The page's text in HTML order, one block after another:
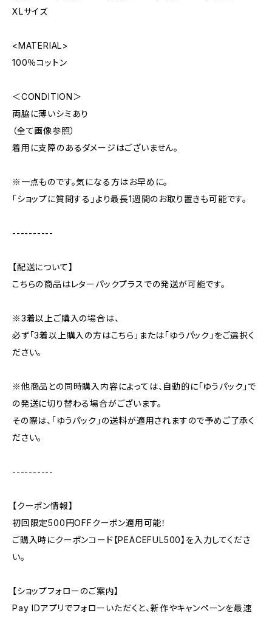
XLサイズ
<MATERIAL>
100％コットン
＜CONDITION＞
両脇に薄いシミあり
（全て画像参照）
着用に支障のあるダメージはございません。
※一点ものです。気になる方はお早めに。
「ショップに質問する」より最長1週間のお取り置きも可能です。
----------
【配送について】
こちらの商品はレターパックプラスでの発送が可能です。
※3着以上ご購入の場合は、
必ず「3着以上購入の方はこちら」または「ゆうパック」をご選択く
ださい。
※他商品との同時購入内容によっては、自動的に「ゆうパック」で
の発送に切り替わる場合がございます。
その際は、「ゆうパック」の送料が適用されますので予めご了承く
ださい。
----------
【クーポン情報】
初回限定500円OFFクーポン適用可能！
ご購入時にクーポンコード【PEACEFUL500】を入力してくださ
い。
【ショップフォローのご案内】
Pay IDアプリでフォローいただくと、新作やキャンペーンを最速